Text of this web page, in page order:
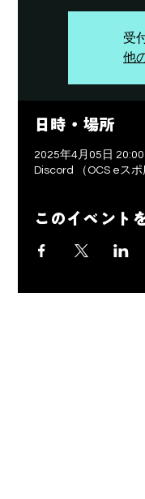
受
他
日時・場所
2025年4月05日
Discord （OCS eスポ
このイベント